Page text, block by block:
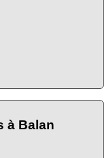
à Balan